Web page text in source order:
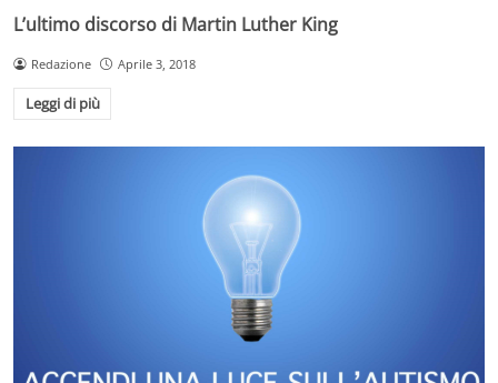
L’ultimo discorso di Martin Luther King
Redazione Aprile 3, 2018
Leggi di più